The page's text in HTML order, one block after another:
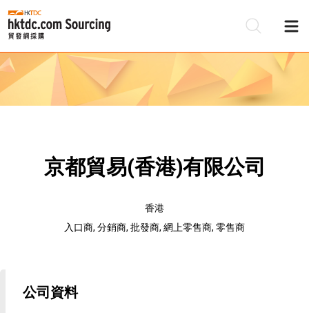
京都貿易(香港)有限公司
香港
入口商, 分銷商, 批發商, 網上零售商, 零售商
公司資料